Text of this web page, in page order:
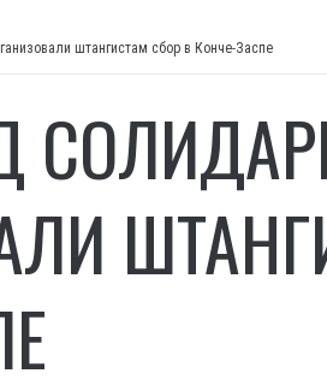
штангистам сбор в Конче-Заспе